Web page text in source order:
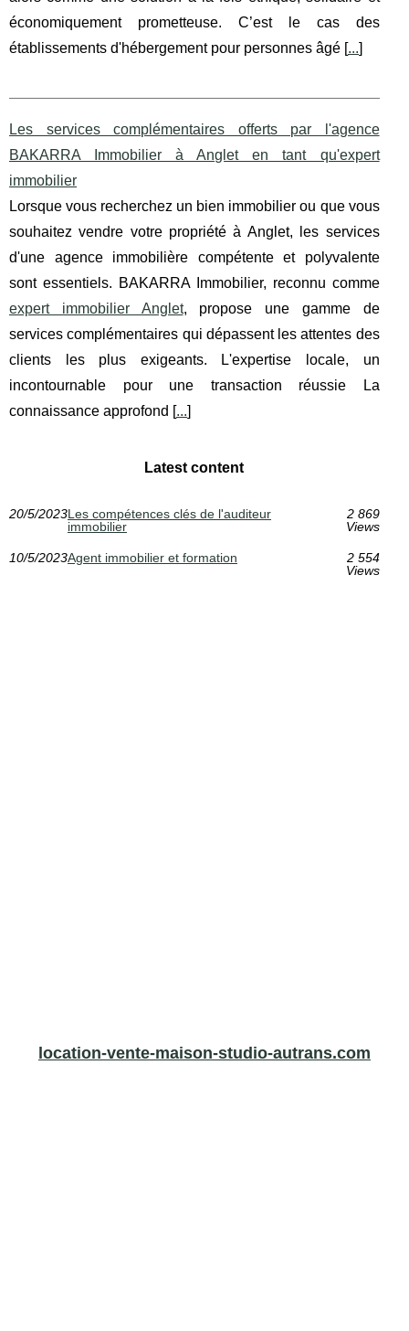
économiquement prometteuse. C’est le cas des
établissements d'hébergement pour personnes âgé [...]
Les services complémentaires offerts par l'agence
BAKARRA Immobilier à Anglet en tant qu'expert
immobilier
Lorsque vous recherchez un bien immobilier ou que vous
souhaitez vendre votre propriété à Anglet, les services
d'une agence immobilière compétente et polyvalente
sont essentiels. BAKARRA Immobilier, reconnu comme
expert immobilier Anglet, propose une gamme de
services complémentaires qui dépassent les attentes des
clients les plus exigeants. L'expertise locale, un
incontournable pour une transaction réussie La
connaissance approfond [...]
Latest content
20/5/2023Les compétences clés de l'auditeur
immobilier
2 869
Views
10/5/2023Agent immobilier et formation
2 554
Views
location-vente-maison-studio-autrans.com